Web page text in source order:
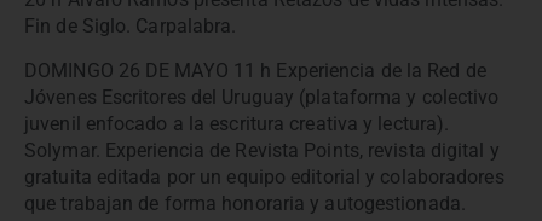
Fin de Siglo. Carpalabra.
DOMINGO 26 DE MAYO 11 h Experiencia de la Red de
Jóvenes Escritores del Uruguay (plataforma y colectivo
juvenil enfocado a la escritura creativa y lectura).
Solymar. Experiencia de Revista Points, revista digital y
gratuita editada por un equipo editorial y colaboradores
que trabajan de forma honoraria y autogestionada.